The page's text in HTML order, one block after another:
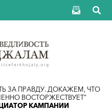
ЗА ПРАВДУ. ДОКАЖЕМ, ЧТО
ВОСТОРЖЕСТВУЕТ"
КАМПАНИИ